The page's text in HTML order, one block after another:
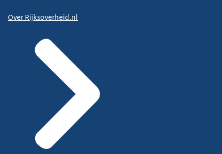
Over Rijksoverheid.nl